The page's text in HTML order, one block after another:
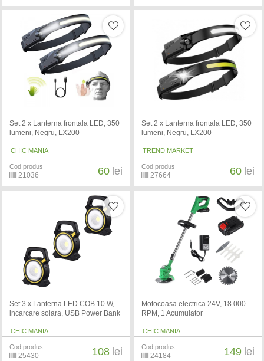
Set 2 x Lanterna frontala LED, 350
lumeni, Negru, LX200
CHIC MANIA
Cod produs
21036 60 lei
Set 2 x Lanterna frontala LED, 350
lumeni, Negru, LX200
TREND MARKET
Cod produs
27664 60 lei
Set 3 x Lanterna LED COB 10 W,
incarcare solara, USB Power Bank
CHIC MANIA
Cod produs
25430 108 lei
Motocoasa electrica 24V, 18.000
RPM, 1 Acumulator
CHIC MANIA
Cod produs
24184 149 lei